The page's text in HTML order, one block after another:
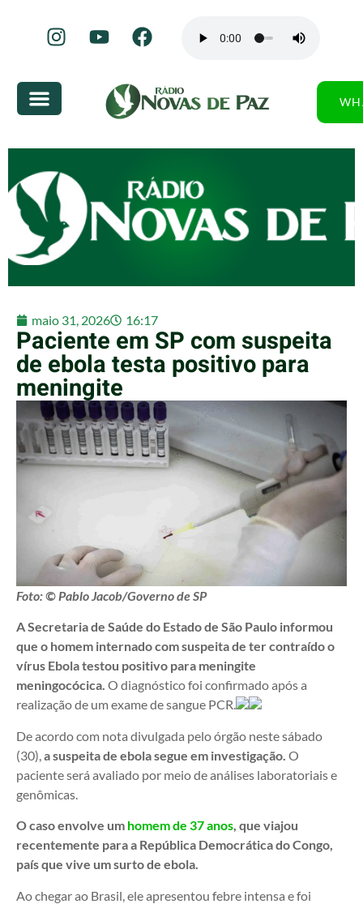
maio 31, 2026 16:17
Paciente em SP com suspeita
de ebola testa positivo para
meningite
Foto: © Pablo Jacob/Governo de SP
A Secretaria de Saúde do Estado de São Paulo informou
que o homem internado com suspeita de ter contraído o
vírus Ebola testou positivo para meningite
meningocócica. O diagnóstico foi confirmado após a
realização de um exame de sangue PCR.
De acordo com nota divulgada pelo órgão neste sábado
(30), a suspeita de ebola segue em investigação. O
paciente será avaliado por meio de análises laboratoriais e
genômicas.
O caso envolve um homem de 37 anos, que viajou
recentemente para a República Democrática do Congo,
país que vive um surto de ebola.
Ao chegar ao Brasil, ele apresentou febre intensa e foi